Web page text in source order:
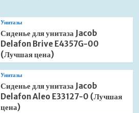
Унитазы
Сиденье для унитаза Jacob
Delafon Brive E4357G-00
(Лучшая цена)
Унитазы
Сиденье для унитаза Jacob
Delafon Aleo E33127-0 (Лучшая
цена)